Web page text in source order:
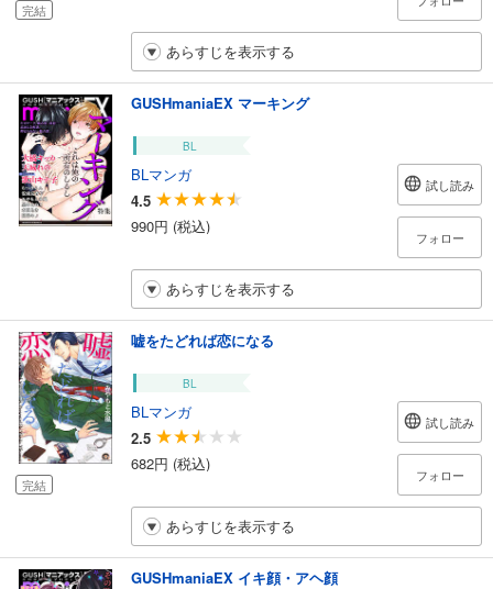
完結
あらすじを表示する
GUSHmaniaEX マーキング
BL
BLマンガ
4.5
990円 (税込)
試し読み
フォロー
あらすじを表示する
完結
嘘をたどれば恋になる
BL
BLマンガ
2.5
682円 (税込)
試し読み
フォロー
あらすじを表示する
GUSHmaniaEX イキ顔・アヘ顔